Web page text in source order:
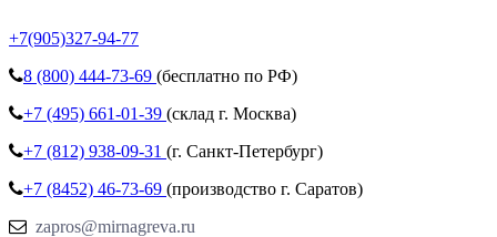
+7(905)327-94-77
8 (800) 444-73-69 (бесплатно по РФ)
+7 (495) 661-01-39 (склад г. Москва)
+7 (812) 938-09-31 (г. Санкт-Петербург)
+7 (8452) 46-73-69 (производство г. Саратов)
zapros@mirnagreva.ru